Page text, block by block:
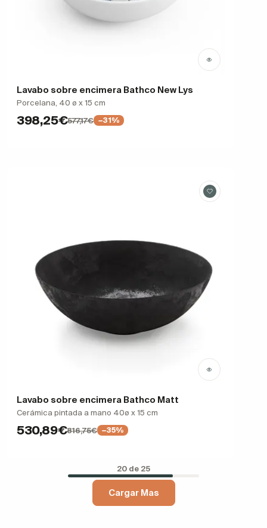
Lavabo sobre encimera Bathco New Lys
Porcelana, 40 ø x 15 cm
398,25€577,17€ −31%
Lavabo sobre encimera Bathco Matt
Cerámica pintada a mano 40ø x 15 cm
530,89€816,75€ −35%
20 de 25
Cargar Mas